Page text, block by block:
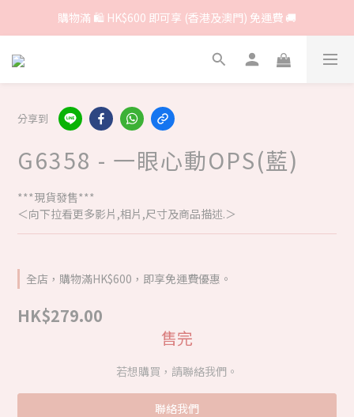
購物滿 🛍 HK$600 即可享 (香港及澳門) 免運費 🚚
分享到
G6358 - 一眼心動OPS(藍)
***現貨發售***
＜向下拉看更多影片,相片,尺寸及商品描述.＞
全店，購物滿HK$600，即享免運費優惠。
HK$279.00
售完
若想購買，請聯絡我們。
聯絡我們